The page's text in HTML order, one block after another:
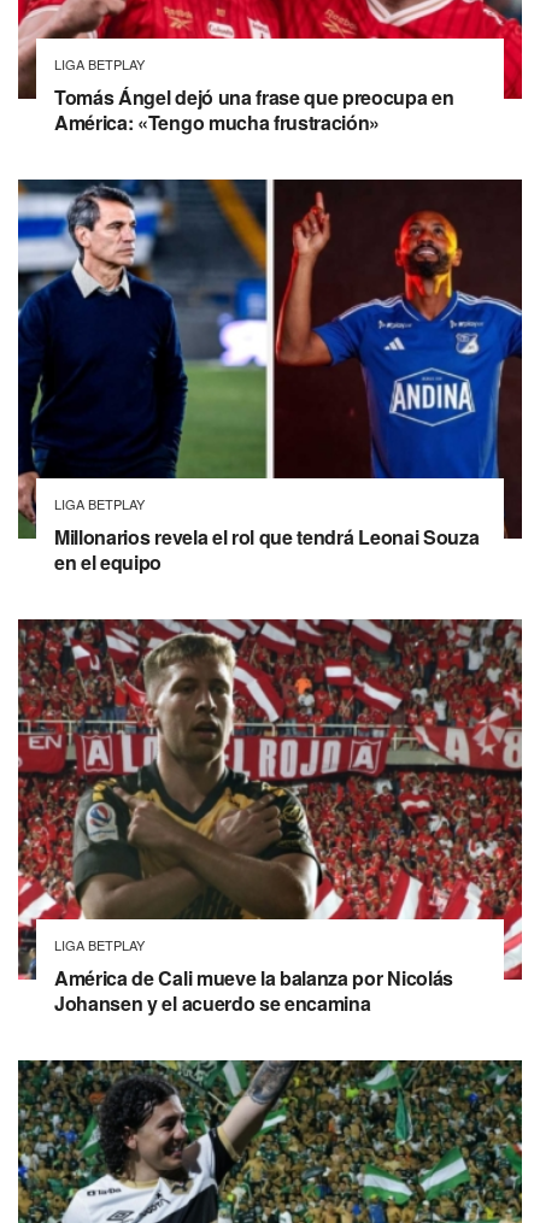
LIGA BETPLAY
Tomás Ángel dejó una frase que preocupa en
América: «Tengo mucha frustración»
LIGA BETPLAY
Millonarios revela el rol que tendrá Leonai Souza
en el equipo
LIGA BETPLAY
América de Cali mueve la balanza por Nicolás
Johansen y el acuerdo se encamina